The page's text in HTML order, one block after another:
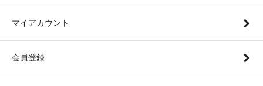
マイアカウント
会員登録